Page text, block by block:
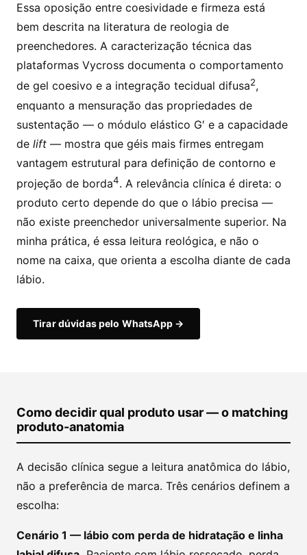
Essa oposição entre coesividade e firmeza está
bem descrita na literatura de reologia de
preenchedores. A caracterização técnica das
plataformas Vycross documenta o comportamento
de gel coesivo e a integração tecidual difusa2,
enquanto a mensuração das propriedades de
sustentação — o módulo elástico G′ e a capacidade
de lift — mostra que géis mais firmes entregam
vantagem estrutural para definição de contorno e
projeção de borda4. A relevância clínica é direta: o
produto certo depende do que o lábio precisa —
não existe preenchedor universalmente superior. Na
minha prática, é essa leitura reológica, e não o
nome na caixa, que orienta a escolha diante de cada
lábio.
Tirar dúvidas pelo WhatsApp →
Como decidir qual produto usar — o matching
produto-anatomia
A decisão clínica segue a leitura anatômica do lábio,
não a preferência de marca. Três cenários definem a
escolha:
Cenário 1 — lábio com perda de hidratação e linha